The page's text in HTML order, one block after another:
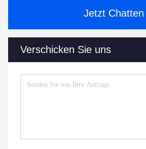
Jetzt Chatten
Verschicken Sie uns